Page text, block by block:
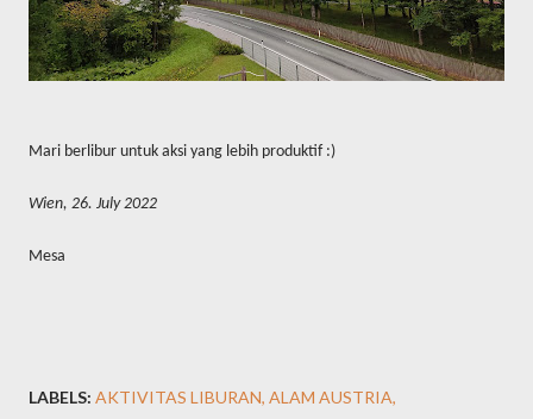
Mari berlibur untuk aksi yang lebih produktif :)
Wien, 26. July 2022
Mesa
LABELS: AKTIVITAS LIBURAN ALAM AUSTRIA